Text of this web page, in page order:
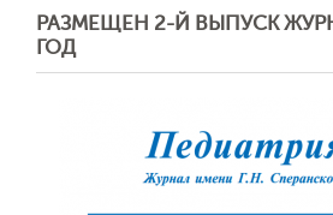
РАЗМЕЩЕН 2-Й ВЫПУСК
ГОД